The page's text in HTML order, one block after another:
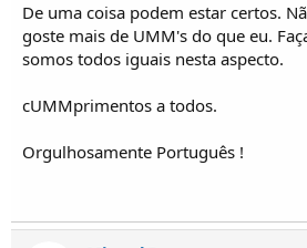
De uma coisa podem estar certos.
goste mais de UMM's do que eu.
somos todos iguais nesta aspecto.
cUMMprimentos a todos.
Orgulhosamente Português !